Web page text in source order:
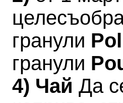
гранули
гранули
4) Чай Да